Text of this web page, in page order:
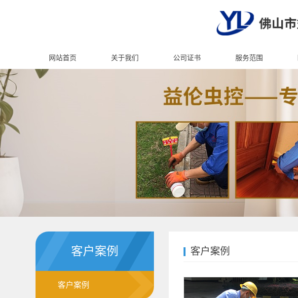
网站首页 关于我们 公司证书 服务范围
客户案例
客户案例
客户案例